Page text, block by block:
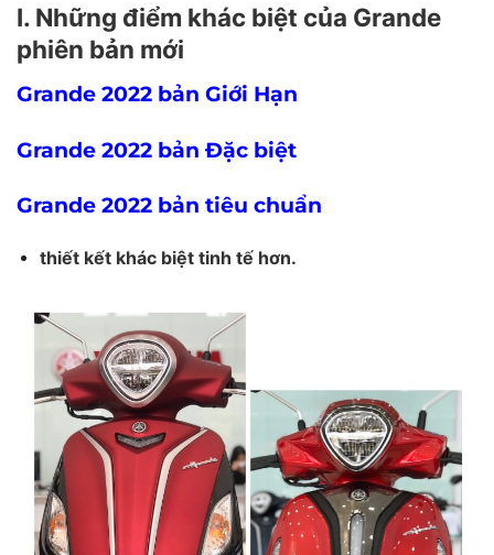
I. Những điểm khác biệt của Grande
phiên bản mới
Grande 2022 bản Giới Hạn
Grande 2022 bản Đặc biệt
Grande 2022 bản tiêu chuẩn
thiết kết khác biệt tinh tế hơn.